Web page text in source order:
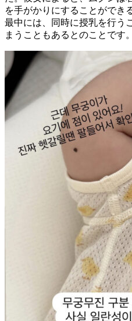
を手がかりにすることができ
最中には、同時に授乳を行う
まうこともあるとのことです。